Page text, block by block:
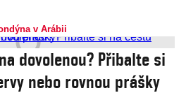
v Arábii
dovolenou? Přibalte si
nebo rovnou prášky